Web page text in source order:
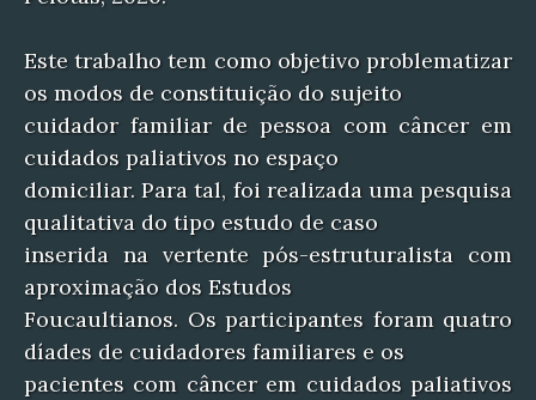
Este trabalho tem como objetivo problematizar
os modos de constituição do sujeito
cuidador familiar de pessoa com câncer em
cuidados paliativos no espaço
domiciliar. Para tal, foi realizada uma pesquisa
qualitativa do tipo estudo de caso
inserida na vertente pós-estruturalista com
aproximação dos Estudos
Foucaultianos. Os participantes foram quatro
díades de cuidadores familiares e os
pacientes com câncer em cuidados paliativos